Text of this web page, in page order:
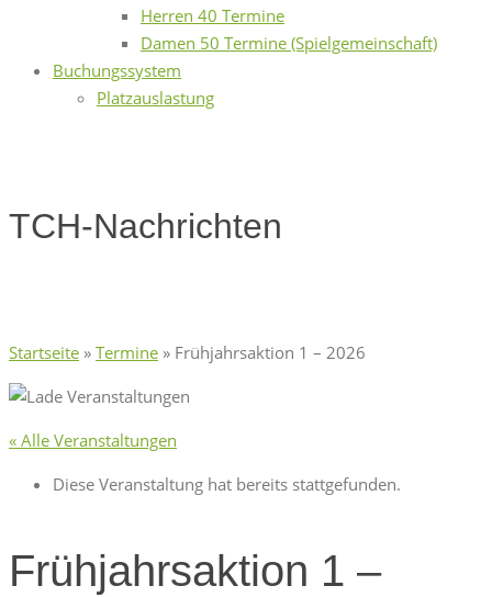
Herren 40 Termine
Damen 50 Termine (Spielgemeinschaft)
Buchungssystem
Platzauslastung
TCH-Nachrichten
Startseite » Termine » Frühjahrsaktion 1 – 2026
« Alle Veranstaltungen
Diese Veranstaltung hat bereits stattgefunden.
Frühjahrsaktion 1 –